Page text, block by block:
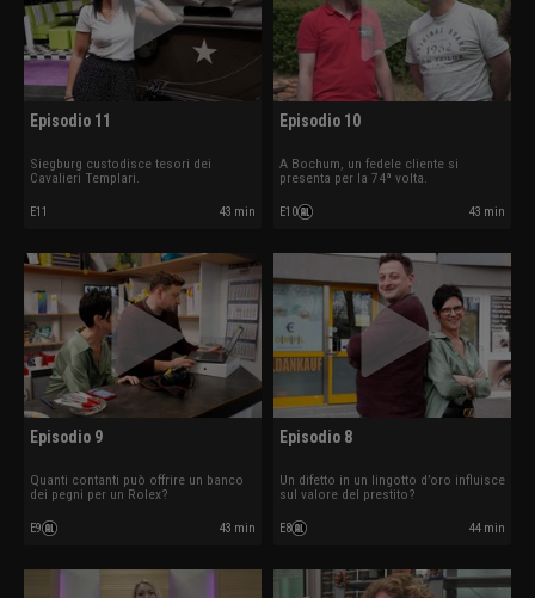
Episodio 11
Siegburg custodisce tesori dei
Cavalieri Templari.
E11 43 min
Episodio 10
A Bochum, un fedele cliente si
presenta per la 74ª volta.
E10 43 min
Episodio 9
Quanti contanti può offrire un banco
dei pegni per un Rolex?
E9 43 min
Episodio 8
Un difetto in un lingotto d’oro influisce
sul valore del prestito?
E8 44 min